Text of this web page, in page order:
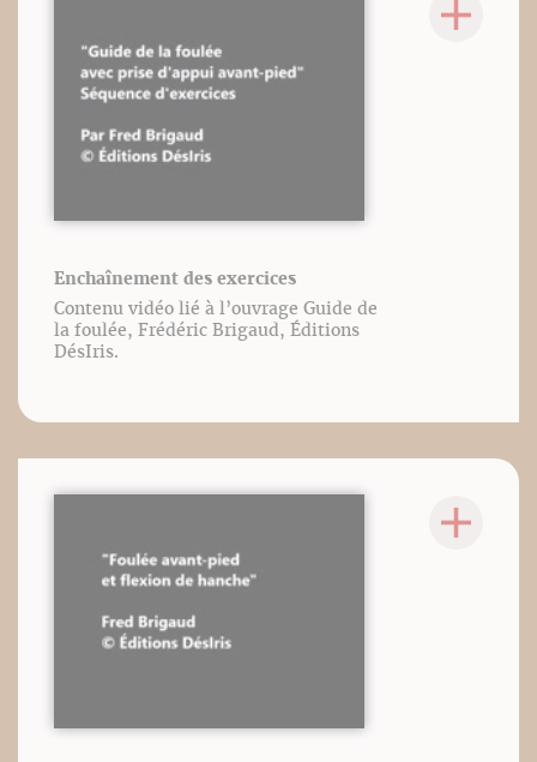
Enchaînement des exercices
Contenu vidéo lié à l’ouvrage Guide de
la foulée, Frédéric Brigaud, Éditions
DésIris.